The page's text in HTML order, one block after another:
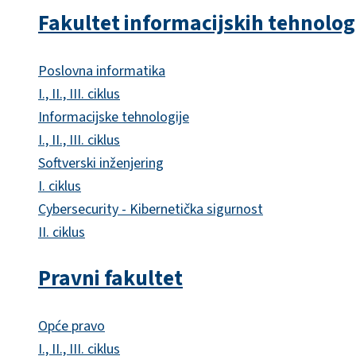
Fakultet informacijskih
Poslovna informatika
I., II., III. ciklus
Informacijske tehnologije
I., II., III. ciklus
Softverski inženjering
I. ciklus
Cybersecurity - Kibernetička sigurnost
II. ciklus
Pravni fakultet
Opće pravo
I., II., III. ciklus